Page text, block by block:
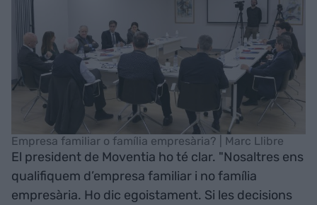
Empresa familiar o família empresària? | Marc Llibre
El president de Moventia ho té clar. "Nosaltres ens
qualifiquem d’empresa familiar i no família
empresària. Ho dic egoistament. Si les decisions